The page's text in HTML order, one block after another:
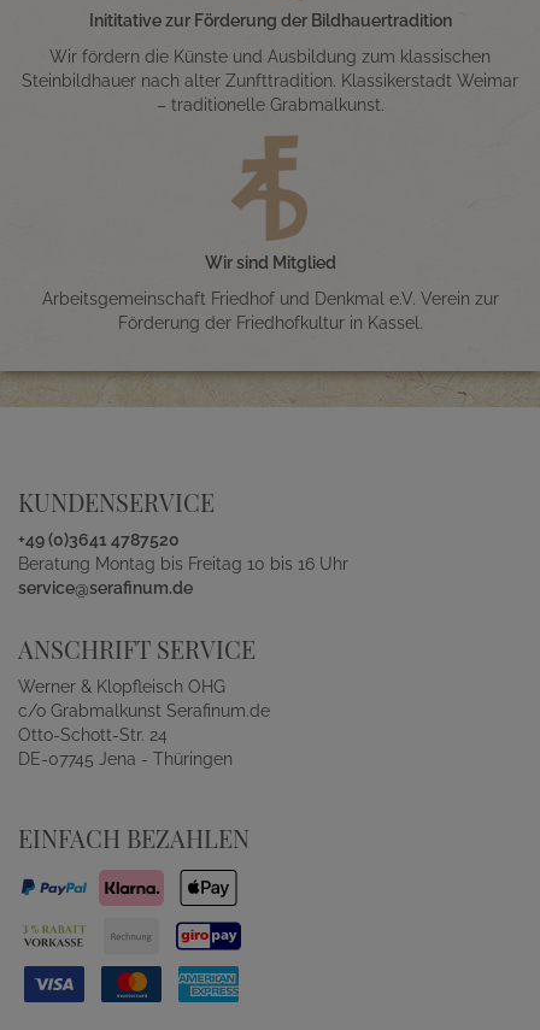
Inititative zur Förderung der Bildhauertradition
Wir fördern die Künste und Ausbildung zum klassischen
Steinbildhauer nach alter Zunfttradition. Klassikerstadt Weimar
– traditionelle Grabmalkunst.
Wir sind Mitglied
Arbeitsgemeinschaft Friedhof und Denkmal e.V. Verein zur
Förderung der Friedhofkultur in Kassel.
KUNDENSERVICE
+49 (0)3641 4787520
Beratung Montag bis Freitag 10 bis 16 Uhr
service@serafinum.de
ANSCHRIFT SERVICE
Werner & Klopfleisch OHG
c/o Grabmalkunst Serafinum.de
Otto-Schott-Str. 24
DE-07745 Jena - Thüringen
EINFACH BEZAHLEN